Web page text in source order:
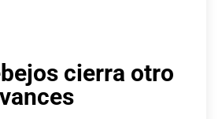
cierra otro